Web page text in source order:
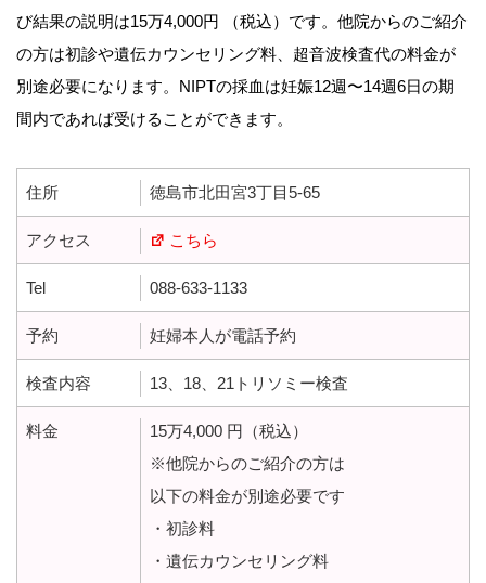
び結果の説明は15万4,000円 （税込）です。他院からのご紹介
の方は初診や遺伝カウンセリング料、超音波検査代の料金が
別途必要になります。NIPTの採血は妊娠12週〜14週6日の期
間内であれば受けることができます。
住所 徳島市北田宮3丁目5-65
アクセス こちら
Tel 088-633-1133
予約 妊婦本人が電話予約
検査内容 13、18、21トリソミー検査
料金
15万4,000 円（税込）
※他院からのご紹介の方は
以下の料金が別途必要です
・初診料
・遺伝カウンセリング料